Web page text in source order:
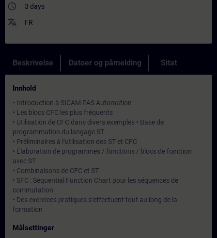
access_time 3 days
translate FR
Beskrivelse Datoer og påmelding Sitat
Innhold
• Introduction à SICAM PAS Automation
• Les blocs CFC les plus fréquents
• Utilisation de CFC dans divers exemples • Base de
programmation du langage ST
• Préliminaires à l’utilisation des ST et CFC
• Élaboration de programmes / fonctions / blocs de fonction
avec ST
• Combinaisons de CFC et ST
• SFC : Sequential Function Chart pour les séquences de
commutation
• Des exercices pratiques s’effectuent tout au long de la
formation
Målsettinger